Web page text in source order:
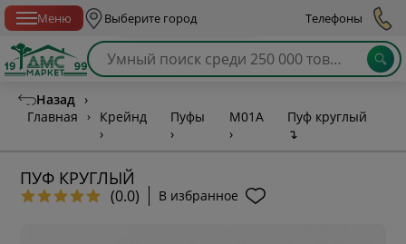
Меню Выберите город Телефоны
Назад ›
Главная
›
Крейнд
›
Пуфы
›
М01А
›
Пуф круглый
↴
ПУФ КРУГЛЫЙ
(0.0) В избранное